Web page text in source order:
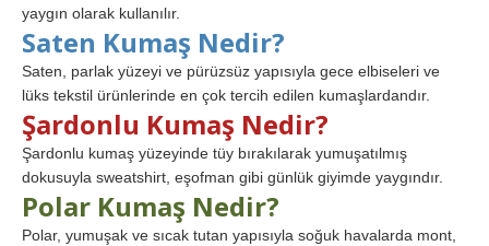
yaygın olarak kullanılır.
Saten Kumaş Nedir?
Saten, parlak yüzeyi ve pürüzsüz yapısıyla gece elbiseleri ve
lüks tekstil ürünlerinde en çok tercih edilen kumaşlardandır.
Şardonlu Kumaş Nedir?
Şardonlu kumaş yüzeyinde tüy bırakılarak yumuşatılmış
dokusuyla sweatshirt, eşofman gibi günlük giyimde yaygındır.
Polar Kumaş Nedir?
Polar, yumuşak ve sıcak tutan yapısıyla soğuk havalarda mont,